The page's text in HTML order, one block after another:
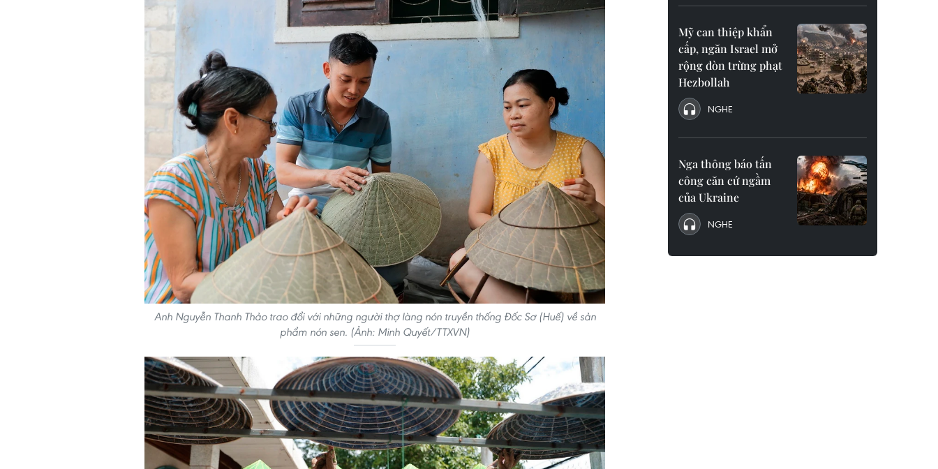
Anh Nguyễn Thanh Thảo trao đổi với những người thợ làng nón truyền thống Đốc Sơ (Huế) về sản
phẩm nón sen. (Ảnh: Minh Quyết/TTXVN)
Mỹ can thiệp khẩn
cấp, ngăn Israel mở
rộng đòn trừng phạt
Hezbollah
NGHE
Nga thông báo tấn
công căn cứ ngầm
của Ukraine
NGHE